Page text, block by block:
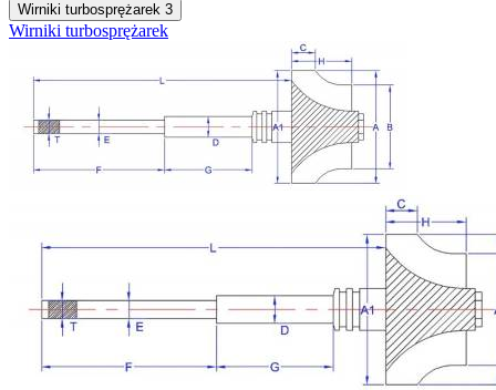
Wirniki turbosprężarek 3
Wirniki turbosprężarek